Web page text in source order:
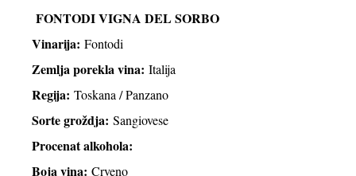
FONTODI VIGNA DEL SORBO
Vinarija: Fontodi
Zemlja porekla vina: Italija
Regija: Toskana / Panzano
Sorte groždja: Sangiovese
Procenat alkohola:
Boja vina: Crveno